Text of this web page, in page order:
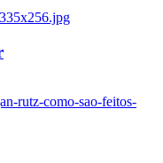
rutz-como-sao-feitos-